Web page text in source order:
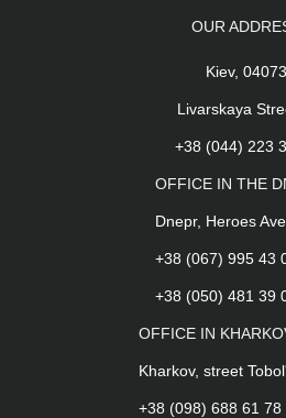
OUR
Kiev, 04073
Livarskaya
+38 (044) 223
OFFICE IN THE
Dnepr, Heroes
+38 (067) 995 43
+38 (050) 481 39
OFFICE IN
Kharkov, street
+38 (098) 688 61 78